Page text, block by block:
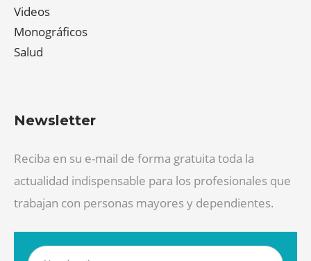
Videos
Monográficos
Salud
Newsletter
Reciba en su e-mail de forma gratuita toda la
actualidad indispensable para los profesionales que
trabajan con personas mayores y dependientes.